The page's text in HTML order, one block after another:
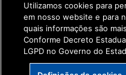
Transformação Digital
get_footer();
Utilizamos cookies para
em nosso website e para
quais informações são
Conforme Decreto
LGPD no Governo do